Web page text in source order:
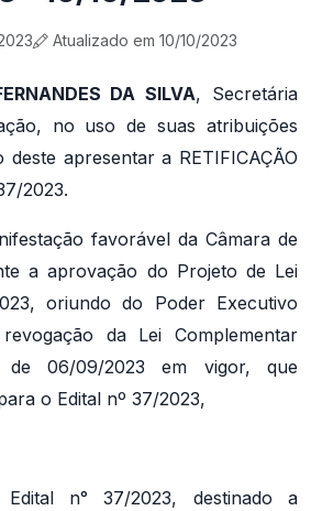
Atualizado em 10/10/2023
DA SILVA, Secretária
no uso de suas atribuições
apresentar a RETIFICAÇÃO
2023.
favorável da Câmara de
a aprovação do Projeto de Lei
oriundo do Poder Executivo
da Lei Complementar
de 06/09/2023 em vigor, que
o Edital nº 37/2023,
n° 37/2023, destinado a